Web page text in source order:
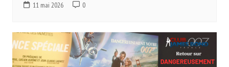
11 mai 2026 0